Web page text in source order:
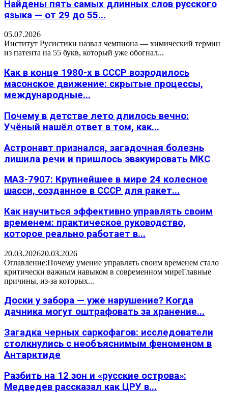
Найдены пять самых длинных слов русского
языка — от 29 до 55...
05.07.2026
Институт Русистики назвал чемпиона — химический термин
из патента на 55 букв, который уже обогнал...
Как в конце 1980-х в СССР возродилось
масонское движение: скрытые процессы,
международные...
Почему в детстве лето длилось вечно:
Учёный нашёл ответ в том, как...
Астронавт признался, загадочная болезнь
лишила речи и пришлось эвакуировать МКС
МАЗ-7907: Крупнейшее в мире 24 колесное
шасси, созданное в СССР для ракет...
Как научиться эффективно управлять своим
временем: практическое руководство,
которое реально работает в...
20.03.202620.03.2026
Оглавление:Почему умение управлять своим временем стало
критически важным навыком в современном миреГлавные
причины, из-за которых...
Доски у забора — уже нарушение? Когда
дачника могут оштрафовать за хранение...
Загадка черных саркофагов: исследователи
столкнулись с необъяснимым феноменом в
Антарктиде
Разбить на 12 зон и «русские острова»:
Медведев рассказал как ЦРУ в...